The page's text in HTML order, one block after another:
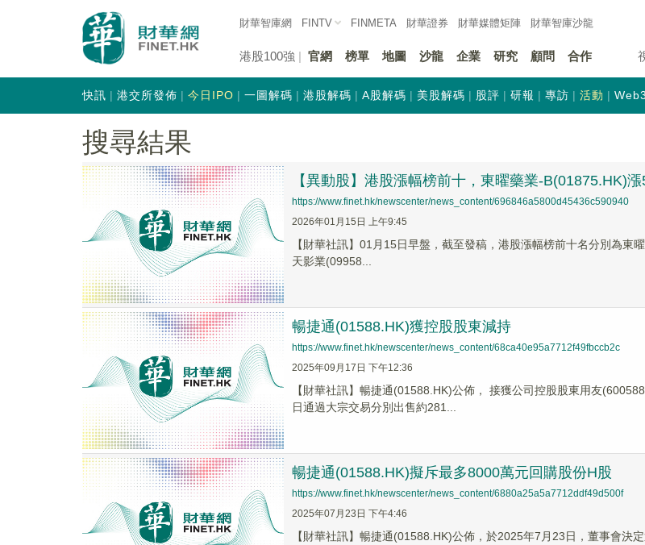
財華智庫網 FINTV FINMETA 財華證券 財華媒體矩陣 財華智庫沙龍
港股100強 官網 榜單 地圖 沙龍 企業 研究 顧問 合作
快訊 港交所發佈 今日IPO 一圖解碼 港股解碼 A股解碼 美股解碼 股評 研報 專訪 活動
搜尋結果
【異動股】港股漲幅榜前十，東曜藥業-B(01875.HK)
https://www.finet.hk/newscenter/news_content/696846a5800d45436c590940
2026年01月15日 上午9:45
【財華社訊】01月15日早盤，截至發稿，港股漲幅榜前十名分別為
天影業(09958...
暢捷通(01588.HK)獲控股股東減持
https://www.finet.hk/newscenter/news_content/68ca40e95a7712f49fbccb2c
2025年09月17日 下午12:36
【財華社訊】暢捷通(01588.HK)公佈， 接獲公司控股股東用友
日通過大宗交易分別出售約281...
暢捷通(01588.HK)擬斥最多8000萬元回購股份H股
https://www.finet.hk/newscenter/news_content/6880a25a5a7712ddf49d500f
2025年07月23日 下午4:46
【財華社訊】暢捷通(01588.HK)公佈，於2025年7月23日，董事會